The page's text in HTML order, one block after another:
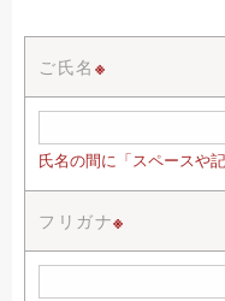
ご氏名 ※
氏名の間に「スペースや
フリガナ※